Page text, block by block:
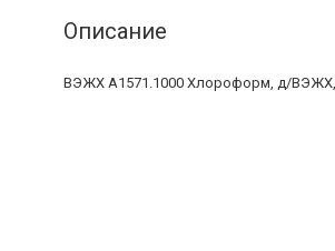
Описание
ВЭЖХ A1571.1000 Хлороформ, д/ВЭЖХ,